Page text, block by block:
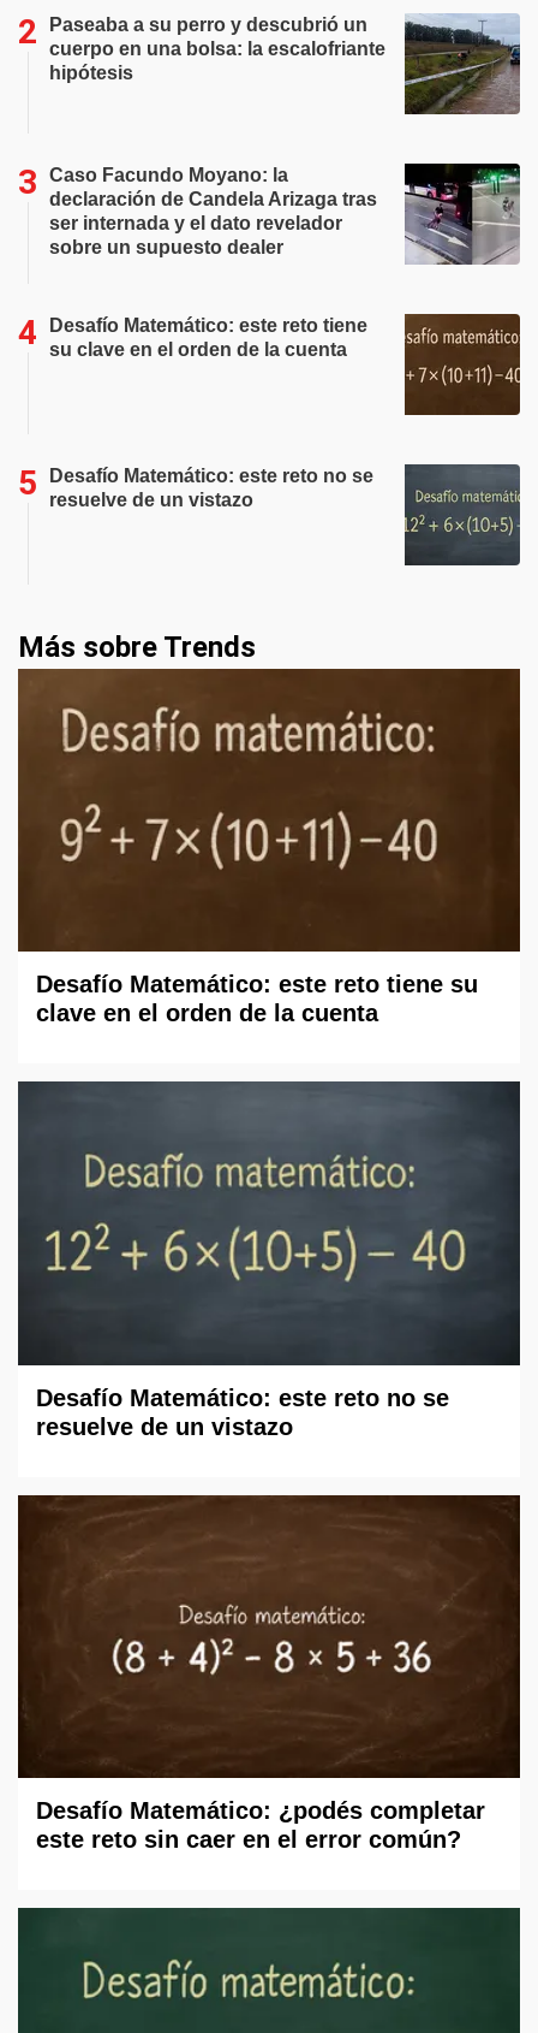
Paseaba a su perro y descubrió un
cuerpo en una bolsa: la escalofriante
hipótesis
Caso Facundo Moyano: la
declaración de Candela Arizaga tras
ser internada y el dato revelador
sobre un supuesto dealer
Desafío Matemático: este reto tiene
su clave en el orden de la cuenta
Desafío Matemático: este reto no se
resuelve de un vistazo
Más sobre Trends
Desafío Matemático: este reto tiene su
clave en el orden de la cuenta
Desafío Matemático: este reto no se
resuelve de un vistazo
Desafío Matemático: ¿podés completar
este reto sin caer en el error común?